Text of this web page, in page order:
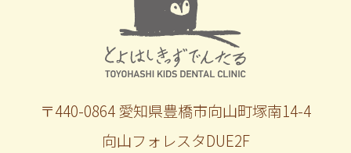
〒440-0864 愛知県豊橋市向山町塚南14-4
向山フォレスタDUE2F